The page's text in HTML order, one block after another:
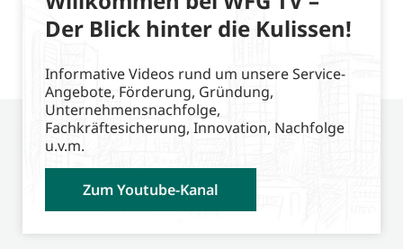
Der Blick hinter die Kulissen!
Informative Videos rund um unsere Service-
Angebote, Förderung, Gründung,
Unternehmensnachfolge,
Fachkräftesicherung, Innovation, Nachfolge
u.v.m.
Zum Youtube-Kanal